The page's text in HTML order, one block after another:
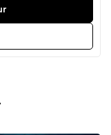
et
Visuels pour
marketing Mon
attractifs et